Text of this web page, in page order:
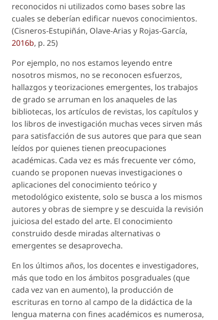
reconocidos ni utilizados como bases sobre las
cuales se deberían edificar nuevos conocimientos.
(Cisneros-Estupiñán, Olave-Arias y Rojas-García,
2016b, p. 25)
Por ejemplo, no nos estamos leyendo entre
nosotros mismos, no se reconocen esfuerzos,
hallazgos y teorizaciones emergentes, los trabajos
de grado se arruman en los anaqueles de las
bibliotecas, los artículos de revistas, los capítulos y
los libros de investigación muchas veces sirven más
para satisfacción de sus autores que para que sean
leídos por quienes tienen preocupaciones
académicas. Cada vez es más frecuente ver cómo,
cuando se proponen nuevas investigaciones o
aplicaciones del conocimiento teórico y
metodológico existente, solo se busca a los mismos
autores y obras de siempre y se descuida la revisión
juiciosa del estado del arte. El conocimiento
construido desde miradas alternativas o
emergentes se desaprovecha.
En los últimos años, los docentes e investigadores,
más que todo en los ámbitos posgraduales (que
cada vez van en aumento), la producción de
escrituras en torno al campo de la didáctica de la
lengua materna con fines académicos es numerosa,